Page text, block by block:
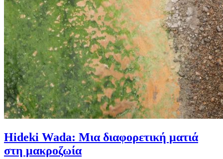
Hideki Wada: Μια διαφορετική ματιά
στη μακροζωία